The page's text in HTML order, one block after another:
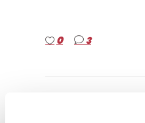
0 3